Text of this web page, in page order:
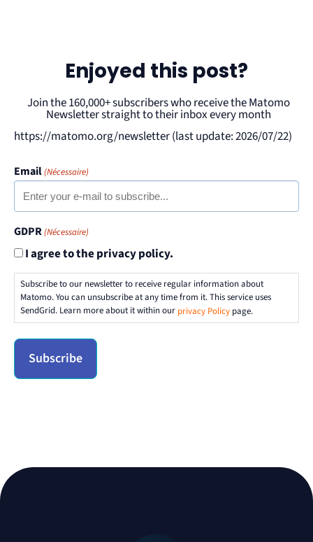
Enjoyed this post?
Join the 160,000+ subscribers who receive the Matomo
Newsletter straight to their inbox every month
https://matomo.org/newsletter (last update: 2026/07/22)
Email(Nécessaire)
GDPR(Nécessaire)
I agree to the privacy policy.
Subscribe to our newsletter to receive regular information about
Matomo. You can unsubscribe at any time from it. This service uses
SendGrid. Learn more about it within our privacy Policy page.